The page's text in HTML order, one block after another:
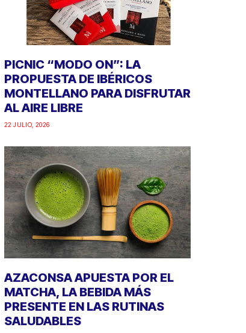
PICNIC “MODO ON”: LA
PROPUESTA DE IBÉRICOS
MONTELLANO PARA DISFRUTAR
AL AIRE LIBRE
22 JULIO, 2026
AZACONSA APUESTA POR EL
MATCHA, LA BEBIDA MÁS
PRESENTE EN LAS RUTINAS
SALUDABLES